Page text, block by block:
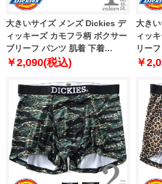
大きいサイズ メンズ Dickies デ
ィッキーズ カモフラ柄 ボクサー
ブリーフ パンツ 肌着 下着
80212600
￥2,090(税込)
大き
ィッ
リー
￥